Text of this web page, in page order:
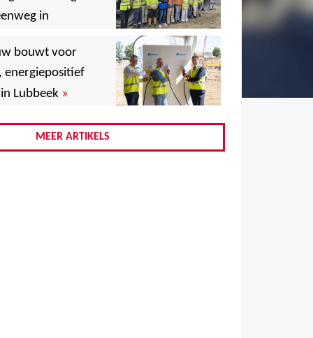
,
, ,
,
in
,
bouwt voor
energiepositief
Lubbeek »
MEER ARTIKELS